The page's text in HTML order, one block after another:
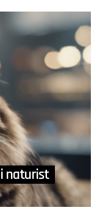
naturist